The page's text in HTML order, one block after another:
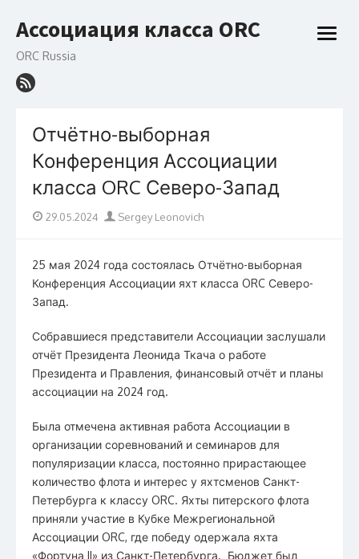
к
содержанию
Ассоциация класса ORC
ORC Russia
Отчётно-выборная
Конференция Ассоциации
класса ORC Северо-Запад
Опубликовано
29.05.2024 Автор
Sergey Leonovich
25 мая 2024 года состоялась Отчётно-выборная
Конференция Ассоциации яхт класса ORC Северо-
Запад.
Собравшиеся представители Ассоциации заслушали
отчёт Президента Леонида Ткача о работе
Президента и Правления, финансовый отчёт и планы
ассоциации на 2024 год.
Была отмечена активная работа Ассоциации в
организации соревнований и семинаров для
популяризации класса, постоянно прирастающее
количество флота и интерес у яхтсменов Санкт-
Петербурга к классу ORC. Яхты питерского флота
приняли участие в Кубке Межрегиональной
Ассоциации ORC, где победу одержала яхта
«Фортуна II» из Санкт-Петербурга. Бюджет был